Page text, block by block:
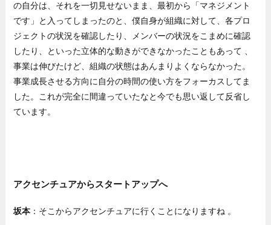
の自分は、それを一切見せないまま、最初から「マネジメント
です」と入ってしまったのと、僕自身が組織に対して、各プロ
ジェクトの状況を確認したり、メンバーの状況をこまめに確認
したり、といった立体的な動きができなかったこともあって 、
事業は伸びたけど、組織の状態はあんまりよくならなかった。
事業成長させる方向に自分の時間の使い方をフォーカスしてま
した。これが完全に間違っていたなと今でも思い返して反省し
ています。
アクセンチュアからスタートアップへ
坂本 ：そこからアクセンチュアに行くことになりますね 。